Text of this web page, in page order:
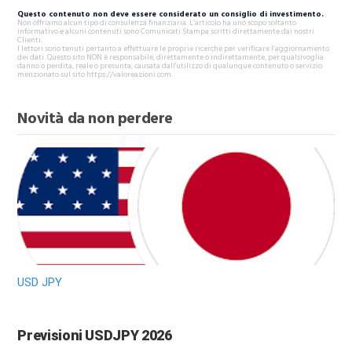
Questo contenuto non deve essere considerato un consiglio di investimento.
Non offriamo alcun tipo di consulenza finanziaria. L’articolo ha uno scopo soltanto
informativo e alcuni contenuti sono Comunicati Stampa scritti direttamente dai nostri
Clienti.
I lettori sono tenuti pertanto a effettuare le proprie ricerche per verificare l’aggiornamento
dei dati. Questo sito NON è responsabile, direttamente o indirettamente, per qualsivoglia
danno o perdita, reale o presunta, causata dall'utilizzo di qualunque contenuto o servizio
menzionato sul sito https://valoreazioni.com.
Novità da non perdere
USD JPY
Previsioni USDJPY 2026